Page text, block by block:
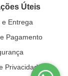
Úteis
e Entrega
Pagamento
Privacidade